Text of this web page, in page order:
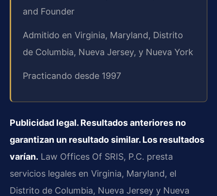
and Founder
Admitido en Virginia, Maryland, Distrito
de Columbia, Nueva Jersey, y Nueva York
Practicando desde 1997
Publicidad legal. Resultados anteriores no
garantizan un resultado similar. Los resultados
varían. Law Offices Of SRIS, P.C. presta
servicios legales en Virginia, Maryland, el
Distrito de Columbia, Nueva Jersey y Nueva